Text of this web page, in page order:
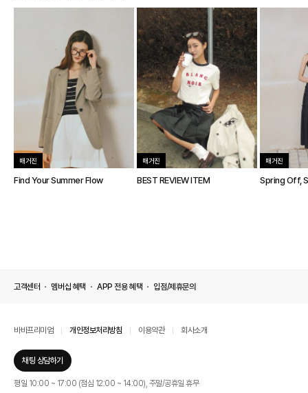
매거진
Find Your Summer Flow
매거진
BEST REVIEW ITEM
매거진
Spring Off,
고객센터 멤버십 혜택 APP 전용 혜택 입점/제휴문의
바바프리미엄 개인정보처리방침 이용약관 회사소개
채팅 상담하기
평일 10:00 ~ 17:00 (점심 12:00 ~ 14:00), 주말/공휴일 휴무